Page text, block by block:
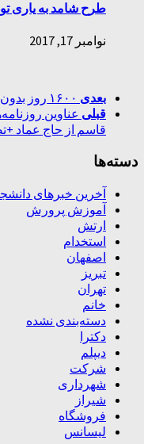
طرح شامد به یاری
نوامبر 17, 2017
بعدی ۱۶۰۰ روز بدون اقتصاد مقاومتی!
قبلی
قاسم از حاج عماد
دسته‌ها
آخرین خبرهای
آموزش پرورش
ارتش
استخدام
اصفهان
تبریز
تهران
خانم
دسته‌بندی نشده
دکترا
دیپلم
شرکت
شهرداری
شیراز
فروشگاه
لیسانس